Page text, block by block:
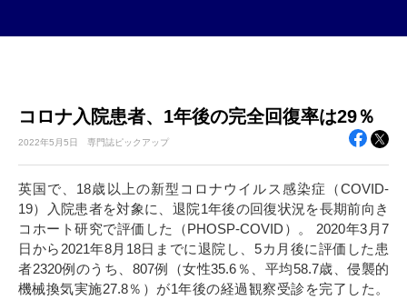
コロナ入院患者、1年後の完全回復率は29％
2022年5月5日 専門誌ピックアップ
英国で、18歳以上の新型コロナウイルス感染症（COVID-
19）入院患者を対象に、退院1年後の回復状況を長期前向き
コホート研究で評価した（PHOSP-COVID）。 2020年3月7
日から2021年8月18日までに退院し、5カ月後に評価した患
者2320例のうち、807例（女性35.6％、平均58.7歳、侵襲的
機械換気実施27.8％）が1年後の経過観察受診を完了した。